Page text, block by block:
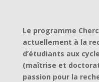
Le programme
actuellement à la
d’étudiants aux
(maîtrise et
passion pour la